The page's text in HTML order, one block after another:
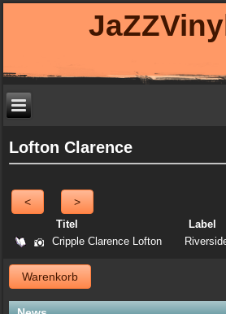
Lofton Clarence
< >
Titel Label
Cripple Clarence Lofton
Warenkorb